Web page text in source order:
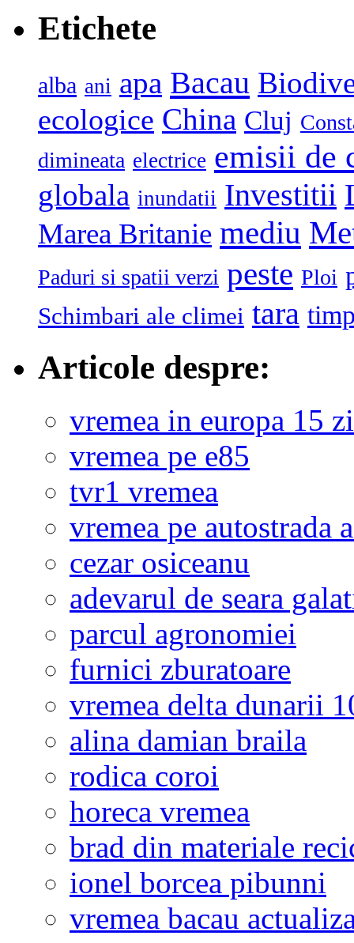
Etichete
alba ani apa Bacau
ecologice China Cluj
dimineata electrice emisii de
globala inundatii Investitii
Marea Britanie mediu
Paduri si spatii verzi peste Ploi
Schimbari ale climei tara
Articole despre:
vremea in europa 15
vremea pe e85
tvr1 vremea
vremea pe autostrada
cezar osiceanu
adevarul de seara
parcul agronomiei
furnici zburatoare
vremea delta dunarii
alina damian braila
rodica coroi
horeca vremea
brad din materiale
ionel borcea pibunni
vremea bacau